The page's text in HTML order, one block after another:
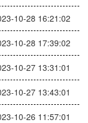
10-28 16:21:02
10-28 17:39:02
10-27 13:31:01
10-27 13:43:01
10-26 11:57:01